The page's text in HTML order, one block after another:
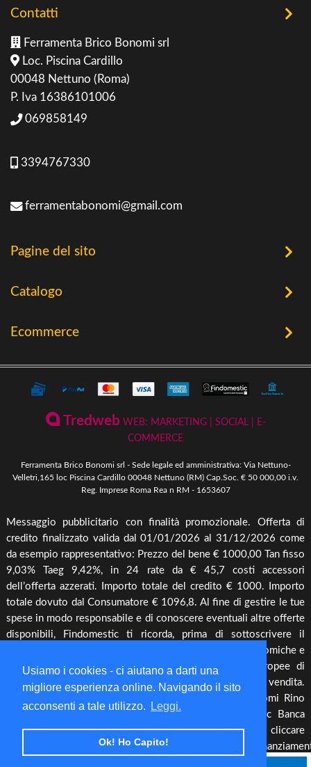
Usiamo i cookies - ci aiutano a darti una
migliore esperienza online. Navigando il sito
acconsenti a tale utilizzo.
Leggi.
Ok! Ho Capito!
Contatti
Ferramenta Brico Bonomi srl
Loc. Piscina Cardillo
00048 Nettuno (Roma)
P. Iva 16386101006
069858149
3394767330
ferramentabonomi@gmail.com
Pagine del sito
Home
Offerte
Storia
Catalogo
Riscaldamento a Biomassa
Ferramenta & Fai Da Te
Giardinaggio
Piscine & Divertimento
Arredo Giardino & Mare
Mangimi & Pet Care
Agricoltura
Irrigazione & Pompe
Riscaldamento & Pannelli solari & Bollitori
Elettronica & illuminazione
Cura piante
Offerte
Ecommerce
Termini e Privacy
Condizioni Generali di Vendita
Pagamenti Disponibili
Spedizione e Imballaggio
Cambio, Resi e Rimborsi
TredwebWEB: MARKETING | SOCIAL | E-
COMMERCE
Ferramenta Brico Bonomi srl - Sede legale ed amministrativa: Via Nettuno-
Velletri,165 loc Piscina Cardillo 00048 Nettuno (RM) Cap.Soc. € 50 000,00 i.v.
Reg. Imprese Roma Rea n RM - 1653607
Messaggio pubblicitario con finalità promozionale. Offerta di
credito finalizzato valida dal 01/01/2026 al 31/12/2026 come
da esempio rappresentativo: Prezzo del bene € 1000,00 Tan fisso
9,03% Taeg 9,42%, in 24 rate da € 45,7 costi accessori
dell’offerta azzerati. Importo totale del credito € 1000. Importo
totale dovuto dal Consumatore € 1096,8. Al fine di gestire le tue
spese in modo responsabile e di conoscere eventuali altre offerte
disponibili, Findomestic ti ricorda, prima di sottoscrivere il
contratto, di prendere visione di tutte le condizioni economiche e
contrattuali, facendo riferimento alle Informazioni Europee di
Base sul Credito ai Consumatori (IEBCC) presso il punto vendita.
Salvo approvazione di Findomestic Banca S.p.A.. Bonomi Rino
opera quale intermediario del credito per Findomestic Banca
S.p.A., non in esclusiva, per maggiori info cliccare
https://www.findomestic.it/landing_page/ecommerce/